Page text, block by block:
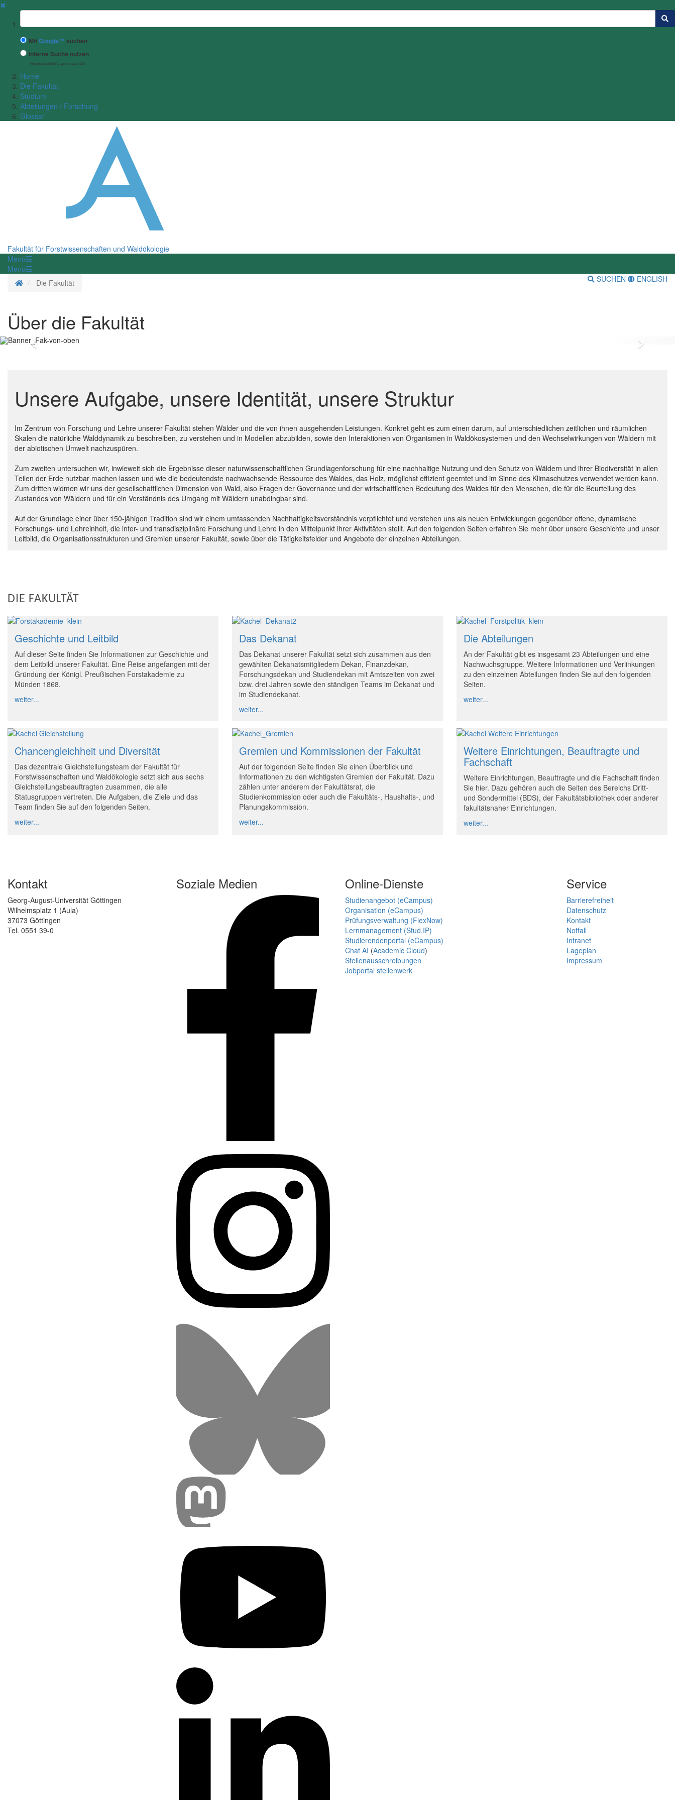
✖
Suchbegriff
MitGoogle™ suchen
Interne Suche nutzen
(eingeschränkte Ergebnisqualität)
Home
Die Fakultät
Studium
Abteilungen / Forschung
Glossar
Fakultät für Forstwissenschaften und Waldökologie
Menü
Menü
StartseiteDie Fakultät SUCHEN ENGLISH
Über die Fakultät
Zurück
Unsere Aufgabe, unsere Identität, unsere Struktur
Im Zentrum von Forschung und Lehre unserer Fakultät stehen Wälder und die von ihnen ausgehenden Leistungen. Konkret geht es zum einen darum, auf unterschiedlichen zeitlichen und räumlichen
Skalen die natürliche Walddynamik zu beschreiben, zu verstehen und in Modellen abzubilden, sowie den Interaktionen von Organismen in Waldökosystemen und den Wechselwirkungen von Wäldern mit
der abiotischen Umwelt nachzuspüren.
Zum zweiten untersuchen wir, inwieweit sich die Ergebnisse dieser naturwissenschaftlichen Grundlagenforschung für eine nachhaltige Nutzung und den Schutz von Wäldern und ihrer Biodiversität in allen
Teilen der Erde nutzbar machen lassen und wie die bedeutendste nachwachsende Ressource des Waldes, das Holz, möglichst effizient geerntet und im Sinne des Klimaschutzes verwendet werden kann.
Zum dritten widmen wir uns der gesellschaftlichen Dimension von Wald, also Fragen der Governance und der wirtschaftlichen Bedeutung des Waldes für den Menschen, die für die Beurteilung des
Zustandes von Wäldern und für ein Verständnis des Umgang mit Wäldern unabdingbar sind.
Auf der Grundlage einer über 150-jähigen Tradition sind wir einem umfassenden Nachhaltigkeitsverständnis verpflichtet und verstehen uns als neuen Entwicklungen gegenüber offene, dynamische
Forschungs- und Lehreinheit, die inter- und transdisziplinäre Forschung und Lehre in den Mittelpunkt ihrer Aktivitäten stellt. Auf den folgenden Seiten erfahren Sie mehr über unsere Geschichte und unser
Leitbild, die Organisationsstrukturen und Gremien unserer Fakultät, sowie über die Tätigkeitsfelder und Angebote der einzelnen Abteilungen.
DIE FAKULTÄT
Geschichte und Leitbild
Auf dieser Seite finden Sie Informationen zur Geschichte und
dem Leitbild unserer Fakultät. Eine Reise angefangen mit der
Gründung der Königl. Preußischen Forstakademie zu
Münden 1868.
weiter...
Das Dekanat
Das Dekanat unserer Fakultät setzt sich zusammen aus den
gewählten Dekanatsmitgliedern Dekan, Finanzdekan,
Forschungsdekan und Studiendekan mit Amtszeiten von zwei
bzw. drei Jahren sowie den ständigen Teams im Dekanat und
im Studiendekanat.
weiter...
Die Abteilungen
An der Fakultät gibt es insgesamt 23 Abteilungen und eine
Nachwuchsgruppe. Weitere Informationen und Verlinkungen
zu den einzelnen Abteilungen finden Sie auf den folgenden
Seiten.
weiter...
Chancengleichheit und Diversität
Das dezentrale Gleichstellungsteam der Fakultät für
Forstwissenschaften und Waldökologie setzt sich aus sechs
Gleichstellungsbeauftragten zusammen, die alle
Statusgruppen vertreten. Die Aufgaben, die Ziele und das
Team finden Sie auf den folgenden Seiten.
weiter...
Gremien und Kommissionen der Fakultät
Auf der folgenden Seite finden Sie einen Überblick und
Informationen zu den wichtigsten Gremien der Fakultät. Dazu
zählen unter anderem der Fakultätsrat, die
Studienkommission oder auch die Fakultäts-, Haushalts-, und
Planungskommission.
weiter...
Weitere Einrichtungen, Beauftragte und
Fachschaft
Weitere Einrichtungen, Beauftragte und die Fachschaft finden
Sie hier. Dazu gehören auch die Seiten des Bereichs Dritt-
und Sondermittel (BDS), der Fakultätsbibliothek oder anderer
fakultätsnaher Einrichtungen.
weiter...
Kontakt
Georg-August-Universität Göttingen
Wilhelmsplatz 1 (Aula)
37073 Göttingen
Tel. 0551 39-0
Soziale Medien Online-Dienste
Studienangebot (eCampus)
Organisation (eCampus)
Prüfungsverwaltung (FlexNow)
Lernmanagement (Stud.IP)
Studierendenportal (eCampus)
Chat AI (Academic Cloud)
Stellenausschreibungen
Jobportal stellenwerk
Service
Barrierefreiheit
Datenschutz
Kontakt
Notfall
Intranet
Lageplan
Impressum